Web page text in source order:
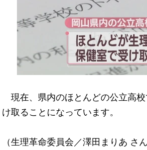
現在、県内のほとんどの公立高
け取ることになっています。
（生理革命委員会／澤田まりあ さん